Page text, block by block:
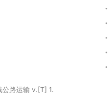
公路运输 v.[T] 1.